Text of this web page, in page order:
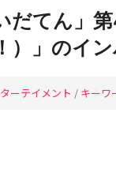
だてん」
）」のイ
ーテイメント / キーワ